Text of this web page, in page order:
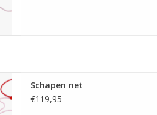
Schapen net
€119,95